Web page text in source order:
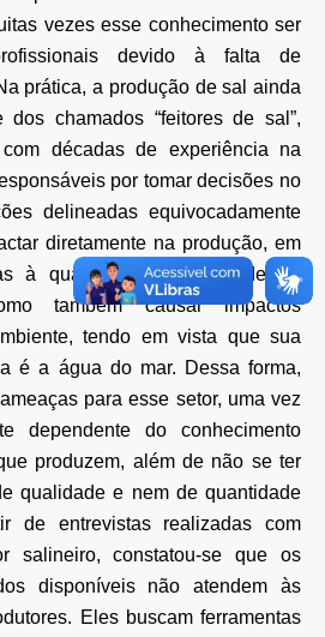
vezes esse conhecimento ser
devido à falta de
prática, a produção de sal ainda
dos chamados “feitores de sal”,
décadas de experiência na
por tomar decisões no
delineadas equivocadamente
diretamente na produção, em
à quantidade e qualidade do
também causar impactos
tendo em vista que sua
é a água do mar. Dessa forma,
para esse setor, uma vez
dependente do conhecimento
produzem, além de não se ter
qualidade e nem de quantidade
de entrevistas realizadas com
salineiro, constatou-se que os
disponíveis não atendem às
Eles buscam ferramentas